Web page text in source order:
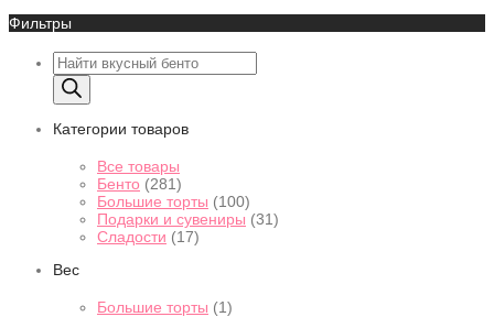
Фильтры
Поиск
товаров
Категории товаров
Все товары
Бенто (281)
Большие торты (100)
Подарки и сувениры (31)
Сладости (17)
Вес
Большие торты (1)